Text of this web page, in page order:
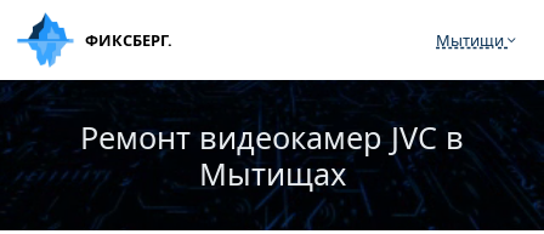
ФИКСБЕРГ. Мытищи
Ремонт видеокамер JVC в
Мытищах